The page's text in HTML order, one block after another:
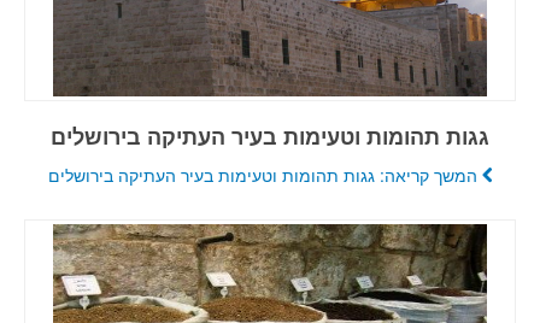
גגות תהומות וטעימות בעיר העתיקה בירושלים
המשך קריאה: גגות תהומות וטעימות בעיר העתיקה בירושלים